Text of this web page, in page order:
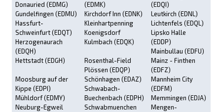
Donauried (EDMG)
Gundelfingen (EDMU)
Hassfurt-
Schweinfurt (EDQT)
Herzogenaurach
(EDQH)
Hettstadt (EDGH)
Moosburg auf der
Kippe (EDPI)
Mühldorf (EDMY)
Neuburg-Egweil
(EDMK)
Kirchdorf Inn (EDNK)
Kleinhartpenning
Koenigsdorf
Kulmbach (EDQK)
Rosenthal-Field
Plössen (EDQP)
Schönhagen (EDAZ)
Schwabach-
Buechenbach (EDPH)
Schwabmuenchen
(EDQI)
Leutkirch (EDNL)
Lichtenfels (EDQL)
Lipsko Halle
(EDDP)
Mainbullau (EDFU)
Mainz - Finthen
(EDFZ)
Mannheim City
(EDFM)
Memmingen (EDJA)
Mengen-